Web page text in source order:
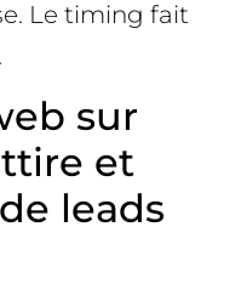
Le timing fait
sur
et
leads